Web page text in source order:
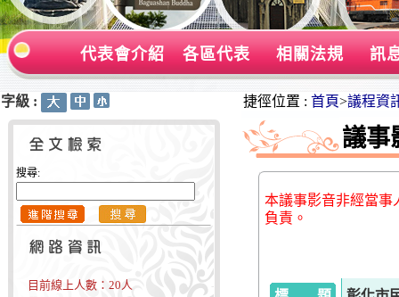
代表會介紹 各區代表 相關法規 訊
字級 :
搜尋:
目前線上人數： 20人
捷徑位置 : 首頁>議程資
議事
本議事影音非經當事
負責。